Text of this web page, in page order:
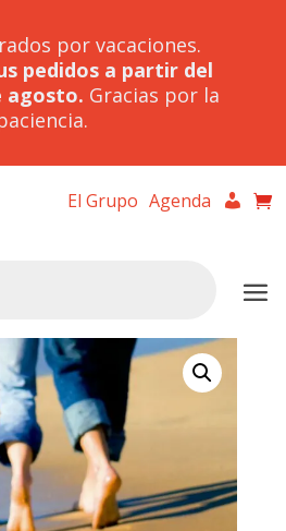
por vacaciones.
pedidos a partir del
agosto. Gracias por la
El Grupo Agenda